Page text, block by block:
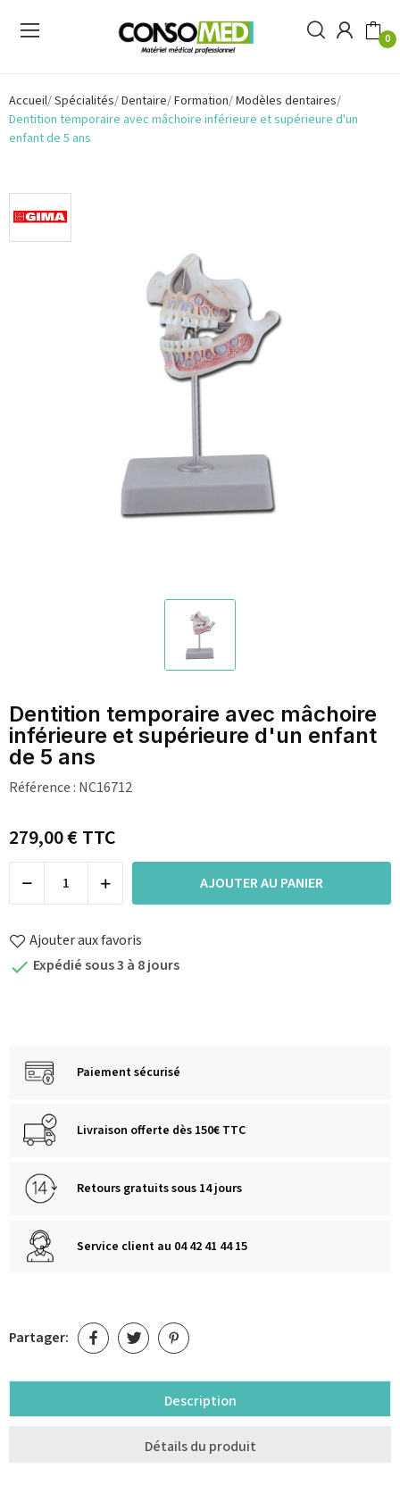
0
Accueil Spécialités Dentaire Formation Modèles dentaires
Dentition temporaire avec mâchoire inférieure et supérieure d'un
enfant de 5 ans
Dentition temporaire avec mâchoire
inférieure et supérieure d'un enfant
de 5 ans
Référence : NC16712
279,00 €TTC
AJOUTER AU PANIER
Ajouter aux favoris
 Expédié sous 3 à 8 jours
Paiement sécurisé
Livraison offerte dès 150€ TTC
Retours gratuits sous 14 jours
Service client au 04 42 41 44 15
Partager:
Description
Détails du produit